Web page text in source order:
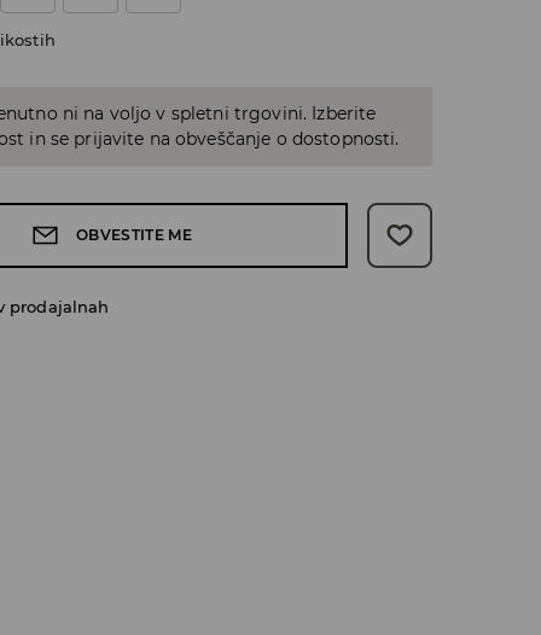
ni na voljo v spletni trgovini. Izberite
in se prijavite na obveščanje o dostopnosti.
OBVESTITE ME
prodajalnah